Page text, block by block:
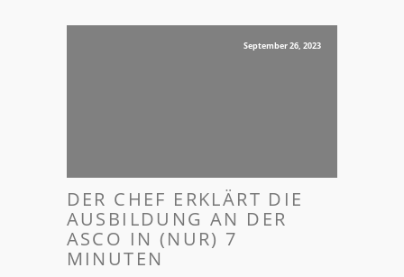
September 26, 2023
DER CHEF ERKLÄRT DIE
AUSBILDUNG AN DER
ASCO IN (NUR) 7
MINUTEN